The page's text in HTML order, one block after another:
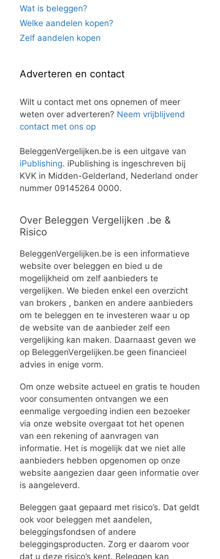
Wat is beleggen?
Welke aandelen kopen?
Zelf aandelen kopen
Adverteren en contact
Wilt u contact met ons opnemen of meer
weten over adverteren? Neem vrijblijvend
contact met ons op
BeleggenVergelijken.be is een uitgave van
iPublishing. iPublishing is ingeschreven bij
KVK in Midden-Gelderland, Nederland onder
nummer 09145264 0000.
Over Beleggen Vergelijken .be &
Risico
BeleggenVergelijken.be is een informatieve
website over beleggen en bied u de
mogelijkheid om zelf aanbieders te
vergelijken. We bieden enkel een overzicht
van brokers , banken en andere aanbieders
om te beleggen en te investeren waar u op
de website van de aanbieder zelf een
vergelijking kan maken. Daarnaast geven we
op BeleggenVergelijken.be geen financieel
advies in enige vorm.
Om onze website actueel en gratis te houden
voor consumenten ontvangen we een
eenmalige vergoeding indien een bezoeker
via onze website overgaat tot het openen
van een rekening of aanvragen van
informatie. Het is mogelijk dat we niet alle
aanbieders hebben opgenomen op onze
website aangezien daar geen informatie over
is aangeleverd.
Beleggen gaat gepaard met risico’s. Dat geldt
ook voor beleggen met aandelen,
beleggingsfondsen of andere
beleggingsproducten. Zorg er daarom voor
dat u deze risico’s kent. Beleggen kan